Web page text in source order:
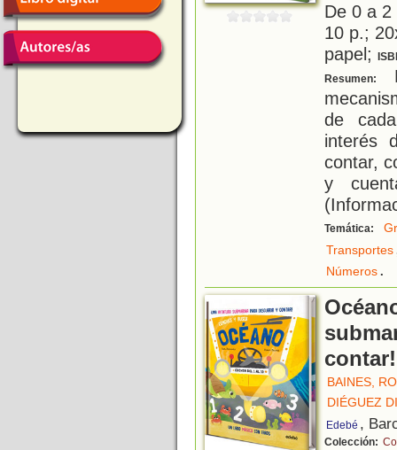
De 0 a
10 p.;
papel;
Resumen:
de
interés
contar,
y
Temática:
Transportes
Números.
contar!
BAINES,
DIÉGUEZ
Edebé ,
Colección: